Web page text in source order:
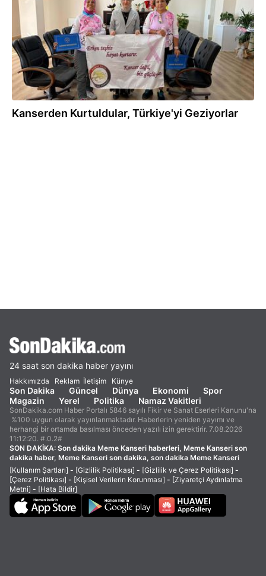
Kanserden Kurtuldular, Türkiye'yi Geziyorlar
24 saat son dakika haber yayını
Hakkımızda Reklam İletişim Künye
Son Dakika Güncel Dünya Ekonomi
Spor
Magazin
Yerel Politika Namaz Vakitleri
SonDakika.com Haber Portalı 5846 sayılı Fikir ve Sanat Eserleri Kanunu'na
%100 uygun olarak yayınlanmaktadır. Haberlerin yeniden yayımı ve
herhangi bir ortamda basılması önceden yazılı izin gerektirir. 7.08.2026
11:12:20. #.0.2#
SON DAKİKA: Son dakika Meme Kanseri haberleri, Meme Kanseri son
dakika haber, Meme Kanseri son dakika, son dakika Meme Kanseri
[Kullanım Şartları] - [Gizlilik Politikası] - [Gizlilik ve Çerez Politikası] -
[Çerez Politikası] - [Kişisel Verilerin Korunması] - [Ziyaretçi Aydınlatma
Metni] - [Hata Bildir]